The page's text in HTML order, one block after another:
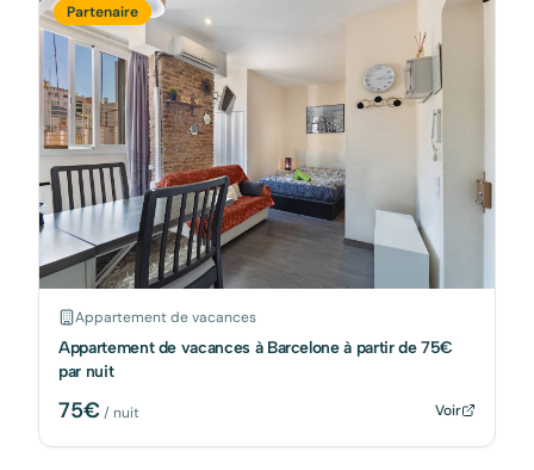
Partenaire
Appartement de vacances
Appartement de vacances à Barcelone à partir de 75€
par nuit
75€/ nuit Voir